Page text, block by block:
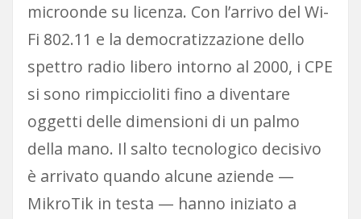
microonde su licenza. Con l’arrivo del Wi-
Fi 802.11 e la democratizzazione dello
spettro radio libero intorno al 2000, i CPE
si sono rimpiccioliti fino a diventare
oggetti delle dimensioni di un palmo
della mano. Il salto tecnologico decisivo
è arrivato quando alcune aziende —
MikroTik in testa — hanno iniziato a